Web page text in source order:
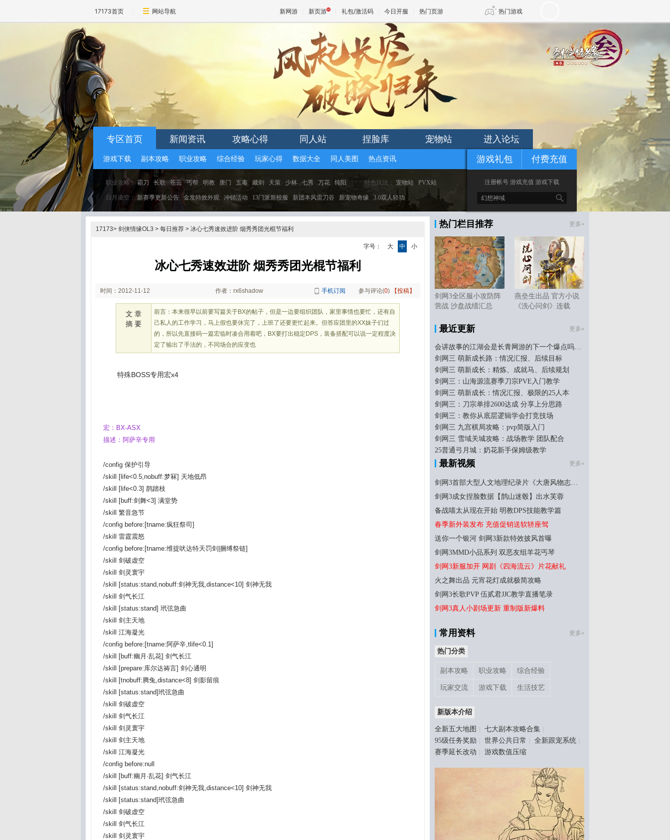
17173首页 网站导航 新网游 新页游 礼包/激活码 今日开服 热门页游 热门游戏
天堂
专区首页 新闻资讯 攻略心得 同人站 捏脸库 宠物站 进入论坛
游戏下载 副本攻略 职业攻略 综合经验 玩家心得 数据大全 同人美图 热点资讯
职业攻略： 霸刀 长歌 苍云 丐帮 明教 唐门 五毒 藏剑 天策 少林 七秀 万花 纯阳 特色玩法： 宠物站 PVX站
日月凌空： 新赛季更新公告 金发特效外观 冲销活动 13门派新校服 新团本风雷刀谷 新宠物奇缘 3.0双人轻功
游戏礼包 付费充值
注册帐号 游戏充值 游戏下载

17173> 剑侠情缘OL3 > 每日推荐 > 冰心七秀速效进阶 烟秀秀团光棍节福利
字号： 大 中 小
冰心七秀速效进阶 烟秀秀团光棍节福利
时间：2012-11-12 作者：rx6shadow 手机订阅 参与评论(0) 【投稿】
文 章
摘 要
前言：本来很早以前要写篇关于BX的帖子，但是一边要组织团队，家里事情也要忙，还有自
己私人的工作学习，马上假也要休完了，上班了还要更忙起来。但答应团里的XX妹子们过
的，所以先直接码一篇宏临时凑合用着吧，BX要打出稳定DPS，装备搭配可以说一定程度决
定了输出了手法的，不同场合的应变也
特殊BOSS专用宏x4
宏：BX-ASX
描述：阿萨辛专用
/config 保护引导
/skill [life<0.5,nobuff:梦冧] 天地低昂
/skill [life<0.3] 鹊踏枝
/skill [buff:剑舞<3] 满堂势
/skill 繁音急节
/config before:[tname:疯狂祭司]
/skill 雷霆震怒
/config before:[tname:维提吠达特天罚剑|捆缚祭链]
/skill 剑破虚空
/skill 剑灵寰宇
/skill [status:stand,nobuff:剑神无我,distance<10] 剑神无我
/skill 剑气长江
/skill [status:stand] 玳弦急曲
/skill 剑主天地
/skill 江海凝光
/config before:[tname:阿萨辛,tlife<0.1]
/skill [buff:幽月·乱花] 剑气长江
/skill [prepare:库尔达祷言] 剑心通明
/skill [tnobuff:腾兔,distance<8] 剑影留痕
/skill [status:stand]玳弦急曲
/skill 剑破虚空
/skill 剑气长江
/skill 剑灵寰宇
/skill 剑主天地
/skill 江海凝光
/config before:null
/skill [buff:幽月·乱花] 剑气长江
/skill [status:stand,nobuff:剑神无我,distance<10] 剑神无我
/skill [status:stand]玳弦急曲
/skill 剑破虚空
/skill 剑气长江
/skill 剑灵寰宇
热门栏目推荐 更多»
剑网3全区服小攻防阵
营战 沙盘战绩汇总
燕垒生出品 官方小说
《洗心问剑》连载
最近更新 更多»
会讲故事的江湖会是长青网游的下一个爆点吗…
剑网三 萌新成长路：情况汇报、后续目标
剑网三 萌新成长：精炼、成就马、后续规划
剑网三：山海源流赛季刀宗PVE入门教学
剑网三 萌新成长：情况汇报、极限的25人本
剑网三：刀宗单排2600达成 分享上分思路
剑网三：教你从底层逻辑学会打竞技场
剑网三 九宫棋局攻略：pvp简版入门
剑网三 雪域关城攻略：战场教学 团队配合
25普通弓月城：奶花新手保姆级教学
最新视频 更多»
剑网3首部大型人文地理纪录片《大唐风物志…
剑网3成女捏脸数据【鹊山迷毂】出水芙蓉
备战喵太从现在开始 明教DPS技能教学篇
春季新外装发布 充值促销送软轿座驾
送你一个银河 剑网3新款特效披风首曝
剑网3MMD小品系列 双恶友组羊花丐琴
剑网3新服加开 网剧《四海流云》片花献礼
火之舞出品 元宵花灯成就极简攻略
剑网3长歌PVP 伍贰君JJC教学直播笔录
剑网3真人小剧场更新 重制版新爆料
常用资料 更多»
热门分类
副本攻略 职业攻略 综合经验
玩家交流 游戏下载 生活技艺
新版本介绍
全新五大地图 七大副本攻略合集
95级任务奖励 世界公共日常 全新跟宠系统
赛季延长改动 游戏数值压缩